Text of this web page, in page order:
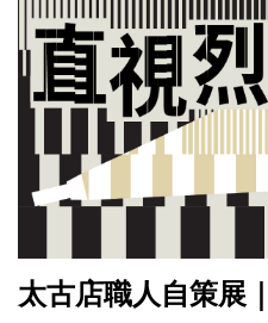
太古店職人自策展